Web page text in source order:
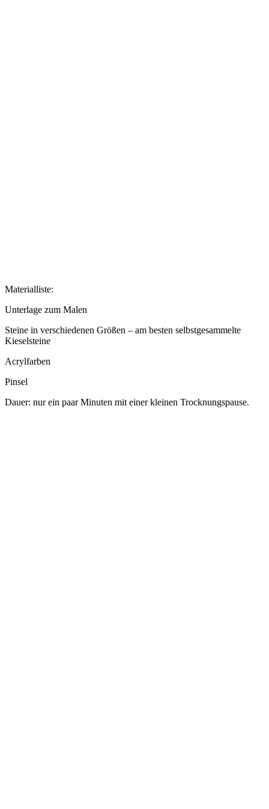
Materialliste:
Unterlage zum Malen
Steine in verschiedenen Größen – am besten selbstgesammelte
Kieselsteine
Acrylfarben
Pinsel
Dauer: nur ein paar Minuten mit einer kleinen Trocknungspause.